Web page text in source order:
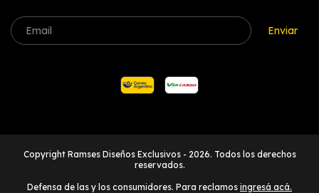
Copyright Ramses Diseños Exclusivos - 2026. Todos los derechos
reservados.
Defensa de las y los consumidores. Para reclamos ingresá acá.